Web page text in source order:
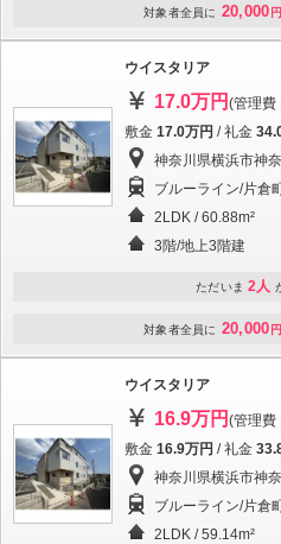
対象者全員に 20,000 円
ウイスタリア
17.0万円 (管理費
敷金 17.0万円 / 礼金
神奈川県横浜市神
ブルーライン/片倉
2LDK / 60.88m²
3階/地上3階建
ただいま 2人
対象者全員に 20,000 円
ウイスタリア
16.9万円 (管理費
敷金 16.9万円 / 礼金
神奈川県横浜市神
ブルーライン/片倉
2LDK / 59.14m²